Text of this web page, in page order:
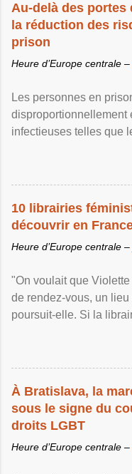
Au-delà des
la réduction des
prison
Heure d’Europe centrale –
Les personnes en
disproportionnellement
infectieuses telles que
10 librairies
découvrir en
Heure d’Europe centrale –
"On voulait que
de rendez-vous, un
poursuit-elle. Si la
À Bratislava, la
sous le signe du
droits LGBT
Heure d’Europe centrale –